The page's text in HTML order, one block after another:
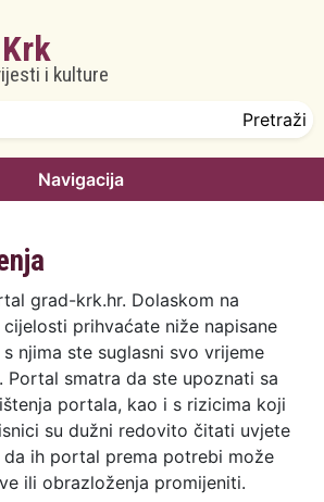
i kulture
Navigacija
grad-krk.hr. Dolaskom na
prihvaćate niže napisane
njima ste suglasni svo vrijeme
Portal smatra da ste upoznati sa
portala, kao i s rizicima koji
su dužni redovito čitati uvjete
ih portal prema potrebi može
ili obrazloženja promijeniti.